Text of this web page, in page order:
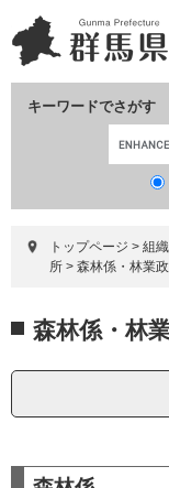
ー
ジ
ニ
ュ
て
キーワードでさがす
トップページ > 組
所 > 森林係・林業
文 森林係・林